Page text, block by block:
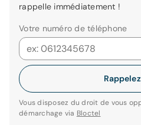
rappelle immédiatement !
Votre numéro de téléphone
Vous disposez du droit de vous
démarchage via Bloctel